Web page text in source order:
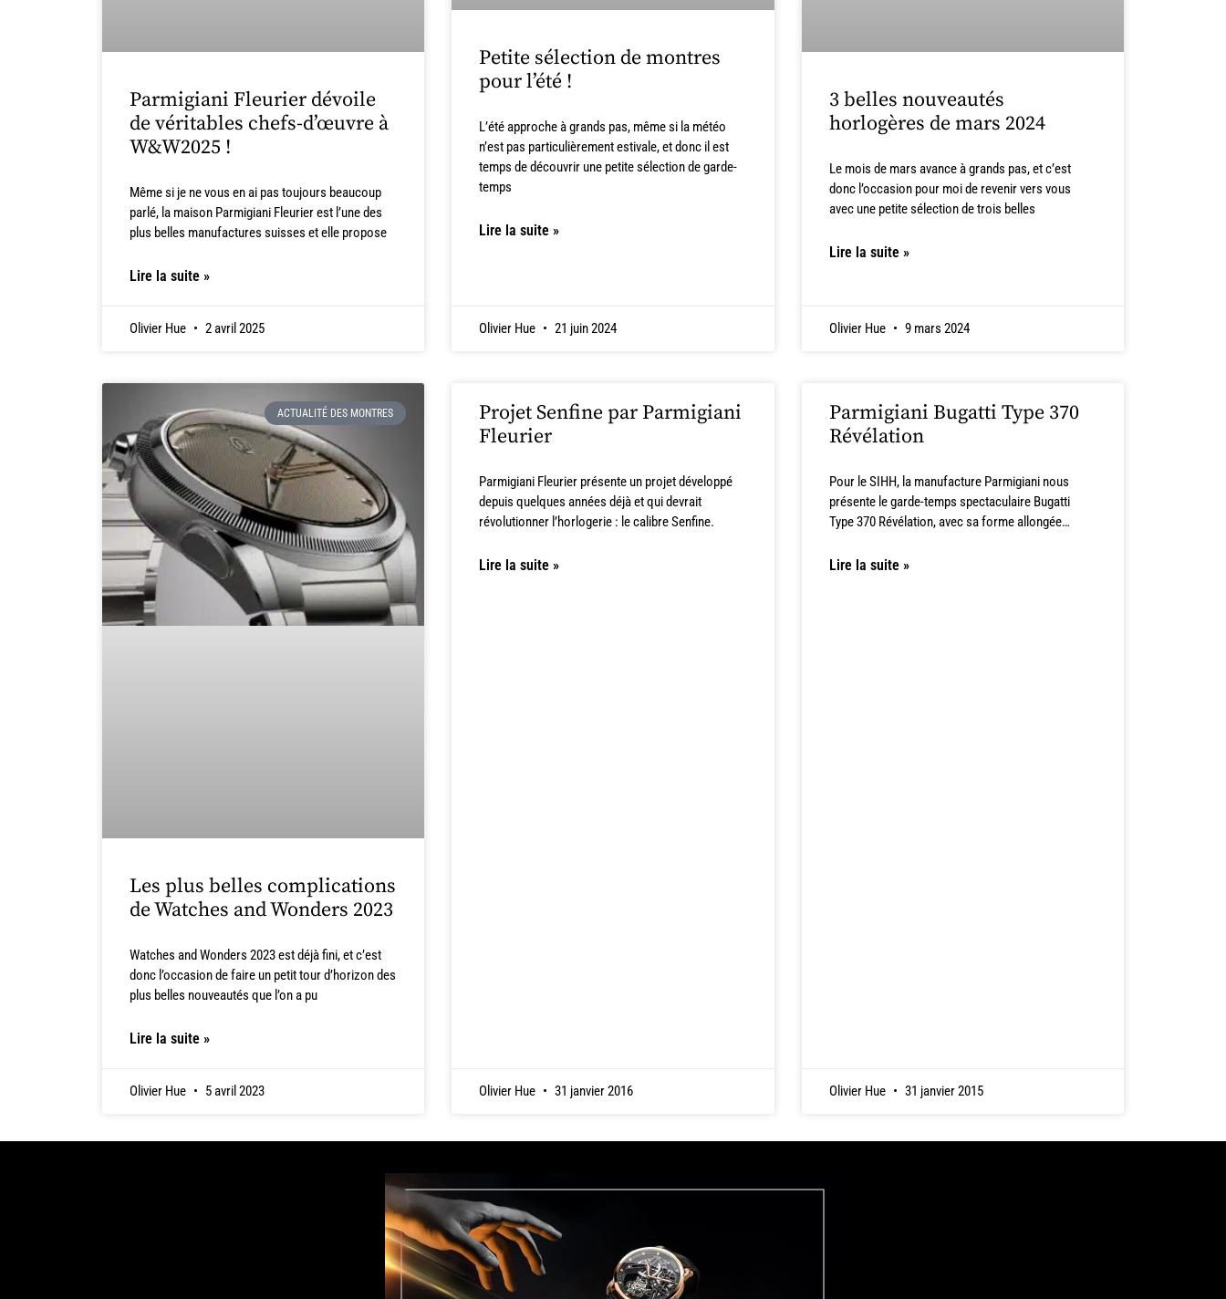
Parmigiani Fleurier dévoile
de véritables chefs-d’œuvre à
W&W2025 !
Même si je ne vous en ai pas toujours beaucoup
parlé, la maison Parmigiani Fleurier est l’une des
plus belles manufactures suisses et elle propose
Lire la suite »
Olivier Hue 2 avril 2025
Petite sélection de montres
pour l’été !
L’été approche à grands pas, même si la météo
n’est pas particulièrement estivale, et donc il est
temps de découvrir une petite sélection de garde-
temps
Lire la suite »
Olivier Hue 21 juin 2024
3 belles nouveautés
horlogères de mars 2024
Le mois de mars avance à grands pas, et c’est
donc l’occasion pour moi de revenir vers vous
avec une petite sélection de trois belles
Lire la suite »
Olivier Hue 9 mars 2024
ACTUALITÉ DES MONTRES
Les plus belles complications
de Watches and Wonders 2023
Watches and Wonders 2023 est déjà fini, et c’est
donc l’occasion de faire un petit tour d’horizon des
plus belles nouveautés que l’on a pu
Lire la suite »
Olivier Hue 5 avril 2023
Projet Senfine par Parmigiani
Fleurier
Parmigiani Fleurier présente un projet développé
depuis quelques années déjà et qui devrait
révolutionner l’horlogerie : le calibre Senfine.
Lire la suite »
Olivier Hue 31 janvier 2016
Parmigiani Bugatti Type 370
Révélation
Pour le SIHH, la manufacture Parmigiani nous
présente le garde-temps spectaculaire Bugatti
Type 370 Révélation, avec sa forme allongée…
Lire la suite »
Olivier Hue 31 janvier 2015